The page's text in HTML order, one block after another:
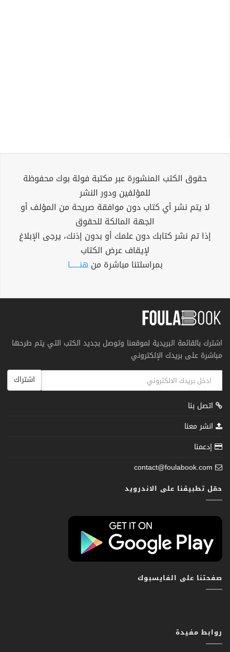
حقوق الكتب المنشورة عبر مكتبة فولة بوك محفوظة
للمؤلفين ودور النشر
لا يتم نشر أي كتاب دون موافقة صريحة من المؤلف أو
الجهة المالكة للحقوق
إذا تم نشر كتابك دون علمك أو بدون إذنك، يرجى الإبلاغ
لإيقاف عرض الكتاب
بمراسلتنا مباشرة من هنــــــا
اشترك بالقائمة البريدية لموقعنا وتوصل بجديد الكتب التي يتم طرحها
مباشرة على بريدك الإلكتروني
اشتراك
اتصل بنا
انشر معنا
إدعمنا
contact@foulabook.com
حمّل تطبيقنا على الاندرويد
صفحتنا على الفايسبوك
روابط مفيدة